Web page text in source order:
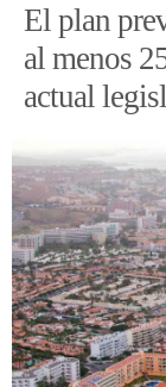
El plan
al menos
actual